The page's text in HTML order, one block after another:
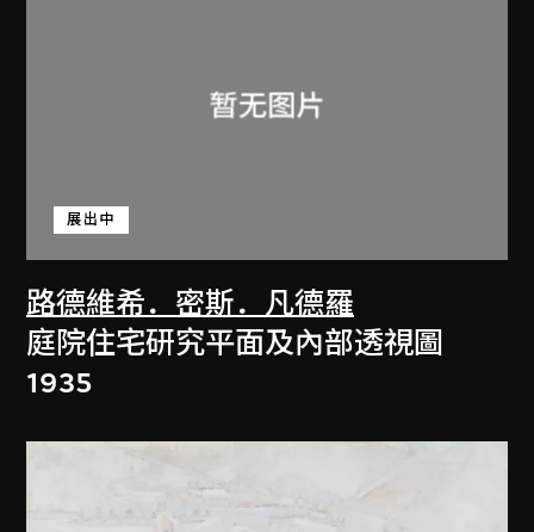
路德維希．密斯．凡德羅
展出中
庭院住宅研究平面及內部透視圖
1935